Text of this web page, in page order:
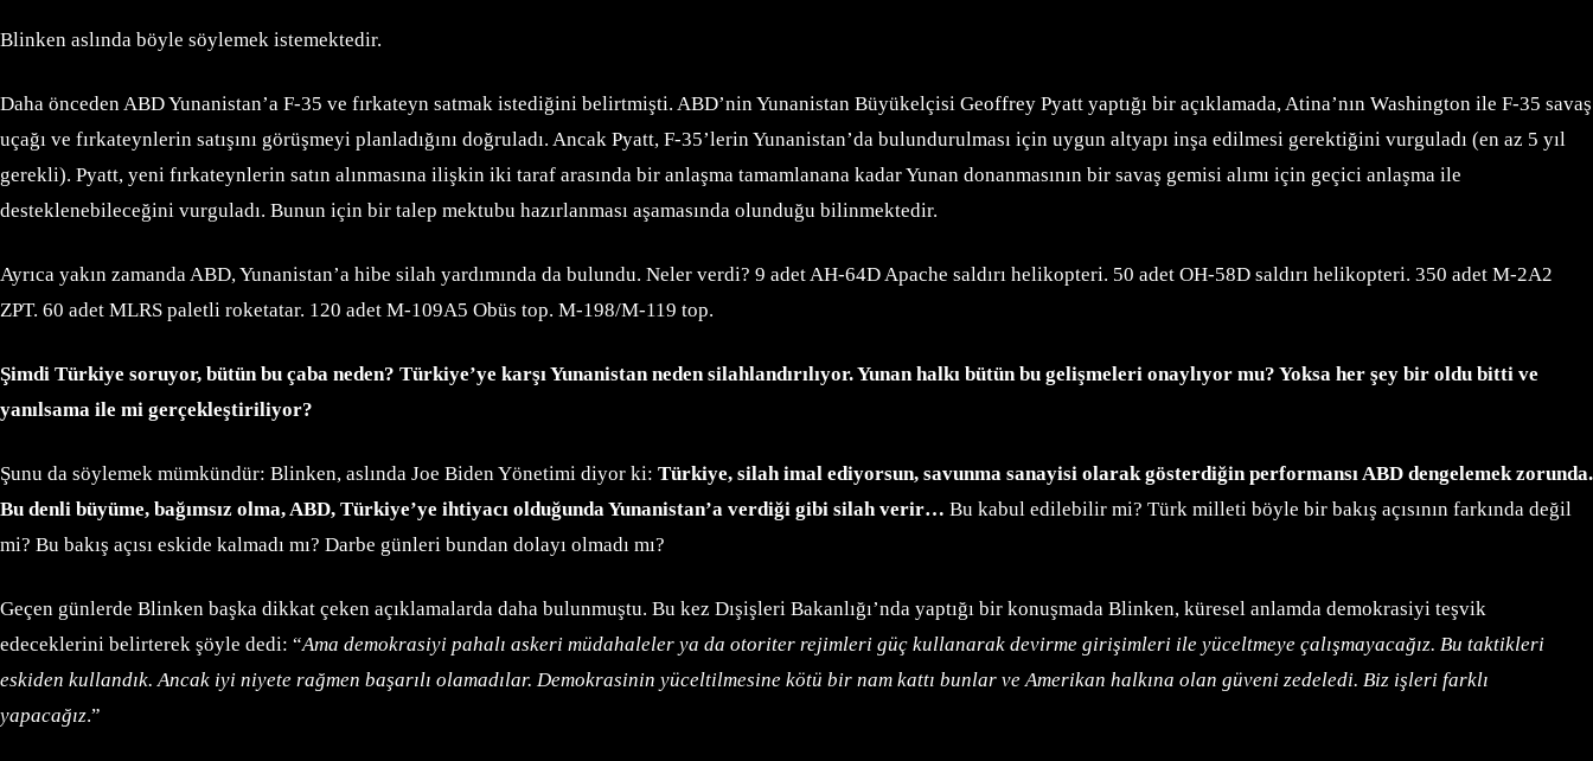
Blinken aslında böyle söylemek istemektedir.
Daha önceden ABD Yunanistan’a F-35 ve fırkateyn satmak istediğini belirtmişti. ABD’nin Yunanistan Büyükelçisi Geoffrey Pyatt yaptığı bir açıklamada, Atina’nın Washington ile F-35 savaş
uçağı ve fırkateynlerin satışını görüşmeyi planladığını doğruladı. Ancak Pyatt, F-35’lerin Yunanistan’da bulundurulması için uygun altyapı inşa edilmesi gerektiğini vurguladı (en az 5 yıl
gerekli). Pyatt, yeni fırkateynlerin satın alınmasına ilişkin iki taraf arasında bir anlaşma tamamlanana kadar Yunan donanmasının bir savaş gemisi alımı için geçici anlaşma ile
desteklenebileceğini vurguladı. Bunun için bir talep mektubu hazırlanması aşamasında olunduğu bilinmektedir.
Ayrıca yakın zamanda ABD, Yunanistan’a hibe silah yardımında da bulundu. Neler verdi? 9 adet AH-64D Apache saldırı helikopteri. 50 adet OH-58D saldırı helikopteri. 350 adet M-2A2
ZPT. 60 adet MLRS paletli roketatar. 120 adet M-109A5 Obüs top. Μ-198/M-119 top.
Şimdi Türkiye soruyor, bütün bu çaba neden? Türkiye’ye karşı Yunanistan neden silahlandırılıyor. Yunan halkı bütün bu gelişmeleri onaylıyor mu? Yoksa her şey bir oldu bitti ve
yanılsama ile mi gerçekleştiriliyor?
Şunu da söylemek mümkündür: Blinken, aslında Joe Biden Yönetimi diyor ki: Türkiye, silah imal ediyorsun, savunma sanayisi olarak gösterdiğin performansı ABD dengelemek zorunda.
Bu denli büyüme, bağımsız olma, ABD, Türkiye’ye ihtiyacı olduğunda Yunanistan’a verdiği gibi silah verir… Bu kabul edilebilir mi? Türk milleti böyle bir bakış açısının farkında değil
mi? Bu bakış açısı eskide kalmadı mı? Darbe günleri bundan dolayı olmadı mı?
Geçen günlerde Blinken başka dikkat çeken açıklamalarda daha bulunmuştu. Bu kez Dışişleri Bakanlığı’nda yaptığı bir konuşmada Blinken, küresel anlamda demokrasiyi teşvik
edeceklerini belirterek şöyle dedi: “Ama demokrasiyi pahalı askeri müdahaleler ya da otoriter rejimleri güç kullanarak devirme girişimleri ile yüceltmeye çalışmayacağız. Bu taktikleri
eskiden kullandık. Ancak iyi niyete rağmen başarılı olamadılar. Demokrasinin yüceltilmesine kötü bir nam kattı bunlar ve Amerikan halkına olan güveni zedeledi. Biz işleri farklı
yapacağız.”